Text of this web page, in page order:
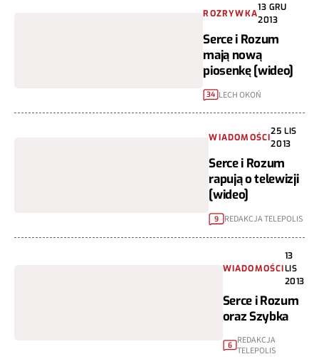
ROZRYWKA
13 GRU
2013
Serce i Rozum
mają nową
piosenkę [wideo]
34 LECH OKOŃ
WIADOMOŚCI
25 LIS
2013
Serce i Rozum
rapują o telewizji
[wideo]
9 REDAKCJA TELEPOLIS
WIADOMOŚCI
13
LIS
2013
Serce i Rozum
oraz Szybka
6 REDAKCJA
TELEPOLIS